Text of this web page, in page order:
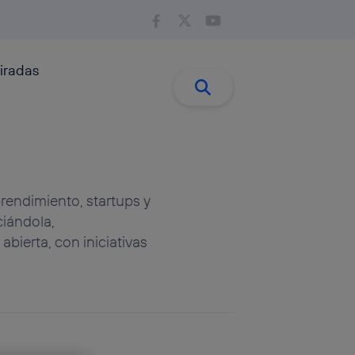
Buscar
startups y
con iniciativas